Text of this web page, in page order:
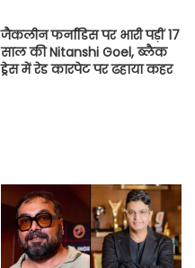
जैकलीन फर्नांडिस पर भारी पड़ीं 17
साल की Nitanshi Goel, ब्लैक
ड्रेस में रेड कारपेट पर ढहाया कहर